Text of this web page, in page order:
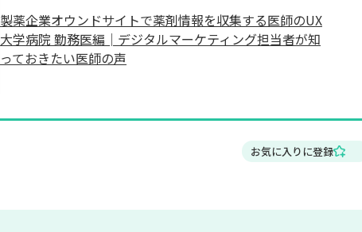
製薬企業オウンドサイトで薬剤情報を収集する医師のUX
大学病院 勤務医編│デジタルマーケティング担当者が知
っておきたい医師の声
お気に入りに登録